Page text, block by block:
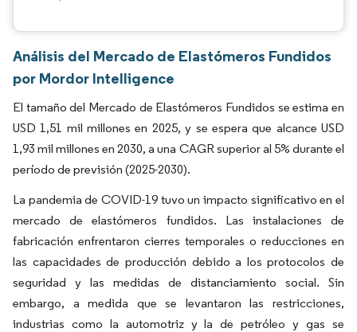
Análisis del Mercado de Elastómeros Fundidos
por Mordor Intelligence
El tamaño del Mercado de Elastómeros Fundidos se estima en
USD 1,51 mil millones en 2025, y se espera que alcance USD
1,93 mil millones en 2030, a una CAGR superior al 5% durante el
período de previsión (2025-2030).
La pandemia de COVID-19 tuvo un impacto significativo en el
mercado de elastómeros fundidos. Las instalaciones de
fabricación enfrentaron cierres temporales o reducciones en
las capacidades de producción debido a los protocolos de
seguridad y las medidas de distanciamiento social. Sin
embargo, a medida que se levantaron las restricciones,
industrias como la automotriz y la de petróleo y gas se